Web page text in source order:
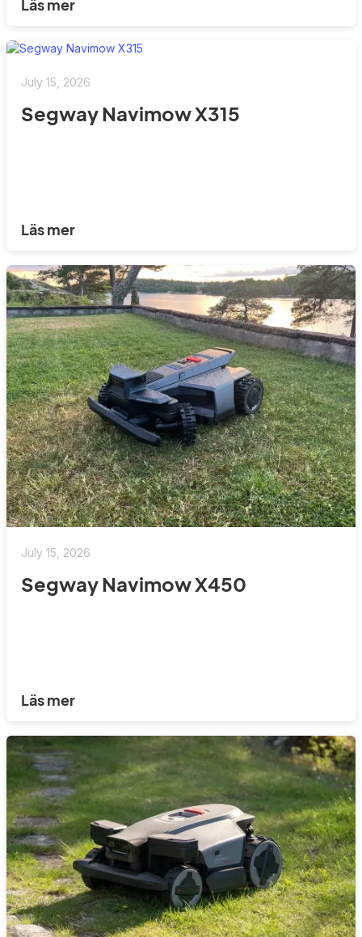
Läs mer
July 15, 2026
Segway Navimow X315
Läs mer
July 15, 2026
Segway Navimow X450
Läs mer